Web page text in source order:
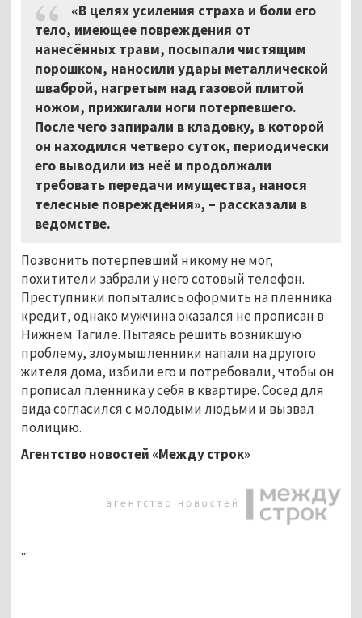
«В целях усиления страха и боли его
тело, имеющее повреждения от
нанесённых травм, посыпали чистящим
порошком, наносили удары металлической
шваброй, нагретым над газовой плитой
ножом, прижигали ноги потерпевшего.
После чего запирали в кладовку, в которой
он находился четверо суток, периодически
его выводили из неё и продолжали
требовать передачи имущества, нанося
телесные повреждения», – рассказали в
ведомстве.
Позвонить потерпевший никому не мог,
похитители забрали у него сотовый телефон.
Преступники попытались оформить на пленника
кредит, однако мужчина оказался не прописан в
Нижнем Тагиле. Пытаясь решить возникшую
проблему, злоумышленники напали на другого
жителя дома, избили его и потребовали, чтобы он
прописал пленника у себя в квартире. Сосед для
вида согласился с молодыми людьми и вызвал
полицию.
Агентство новостей «Между строк»
...